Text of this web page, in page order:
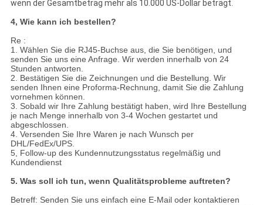
wenn der Gesamtbetrag mehr als 10.000 US-Dollar beträgt.
4, Wie kann ich bestellen?
Re :
1. Wählen Sie die RJ45-Buchse aus, die Sie benötigen, und
senden Sie uns eine Anfrage. Wir werden innerhalb von 24
Stunden antworten.
2. Bestätigen Sie die Zeichnungen und die Bestellung. Wir
senden Ihnen eine Proforma-Rechnung, damit Sie die Zahlung
vornehmen können.
3. Sobald wir Ihre Zahlung bestätigt haben, wird Ihre Bestellung
je nach Menge innerhalb von 3-4 Wochen gestartet und
abgeschlossen.
4. Versenden Sie Ihre Waren je nach Wunsch per
DHL/FedEx/UPS.
5, Follow-up des Kundennutzungsstatus regelmäßig und
Kundendienst
5. Was soll ich tun, wenn Qualitätsprobleme auftreten?
Betreff: Senden Sie uns einfach eine E-Mail oder kontaktieren